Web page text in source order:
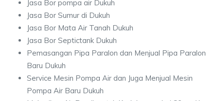
Jasa Bor pompa air Dukuh
Jasa Bor Sumur di Dukuh
Jasa Bor Mata Air Tanah Dukuh
Jasa Bor Septictank Dukuh
Pemasangan Pipa Paralon dan Menjual Pipa Paralon
Baru Dukuh
Service Mesin Pompa Air dan Juga Menjual Mesin
Pompa Air Baru Dukuh